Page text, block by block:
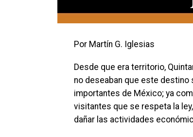
Por Martín G. Iglesias
Desde que era territorio,
no deseaban que este
importantes de México; ya
visitantes que se respeta la
dañar las actividades